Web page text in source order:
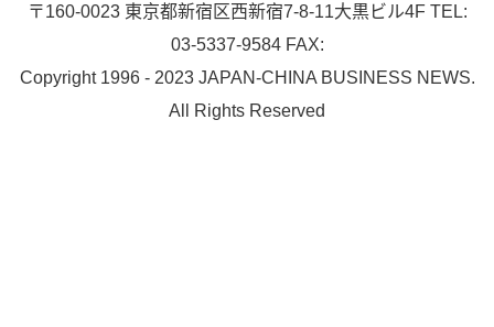
〒160-0023 東京都新宿区西新宿7-8-11大黒ビル4F TEL:
03-5337-9584 FAX:
Copyright 1996 - 2023 JAPAN-CHINA BUSINESS NEWS.
All Rights Reserved